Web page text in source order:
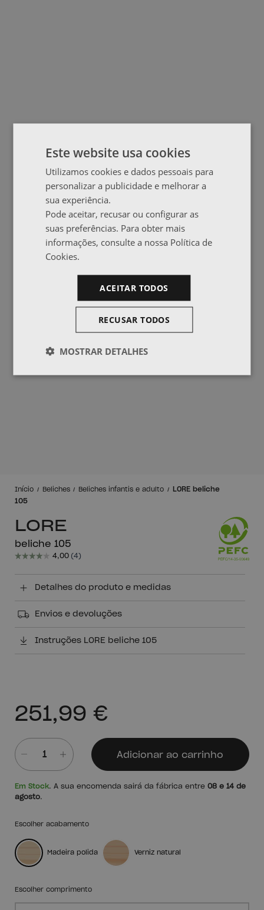
Início Beliches Beliches infantis e adulto
LORE beliche
105
LORE
beliche 105
Escolher acabamento
Madeira polida Verniz natural
Escolher comprimento
251,99 €
Adicionar ao carrinho
Em Stock. A sua encomenda sairá da fábrica entre 08 e 14 de
agosto.
Detalhes do produto e medidas
Envios e devoluções
Instruções LORE beliche 105
Este website usa cookies
Utilizamos cookies e dados pessoais para
personalizar a publicidade e melhorar a
sua experiência.
Pode aceitar, recusar ou configurar as
suas preferências. Para obter mais
informações, consulte a nossa Política de
Cookies.
ACEITAR TODOS
RECUSAR TODOS
MOSTRAR DETALHES